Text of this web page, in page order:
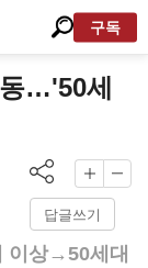
구독
…'50세
답글쓰기
이상→50세대